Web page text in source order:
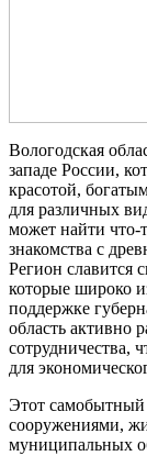
Вологодская
западе России,
красотой,
для различных
может найти что-
знакомства с
Регион славится
которые широко
поддержке
область активно
сотрудничества,
для
Этот самобытный
сооружениями,
муниципальных